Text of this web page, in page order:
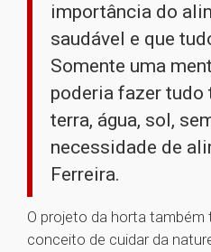
importância do
saudável e que
Somente uma
poderia fazer tudo
terra, água, sol,
necessidade de
Ferreira.
O projeto da horta
conceito de cuidar da